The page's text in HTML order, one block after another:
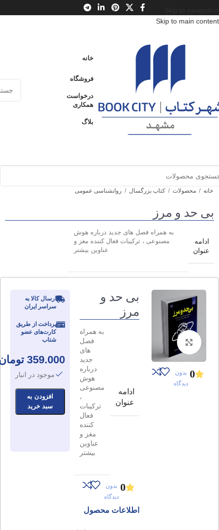
Skip to main content
خانه
فروشگاه
درخواست
همکاری
بلاگ
خانه / محصولات / کتاب بزرگسال / روانشناسی عمومی
بی حد و مرز
ادامه
عنوان
به همراه فصل های جدید درباره هوش
مصنوعی ، ترکیبات فعال کننده مغز و
عناوین بیشتر
برای بزرگنمایی کلیک کنید
0 بدون
دیدگاه
بی حد و
مرز
ادامه
عنوان
به همراه
فصل
های
جدید
درباره
هوش
مصنوعی
،
ترکیبات
فعال
کننده
مغز و
عناوین
بیشتر
0 بدون
دیدگاه
اطلاعات محصول
ارسال کالا به
سراسر ایران
پرداخت از طریق
کارت‌های عضو
شتاب
359.000
موجود در انبار
افزودن به
سبد خرید